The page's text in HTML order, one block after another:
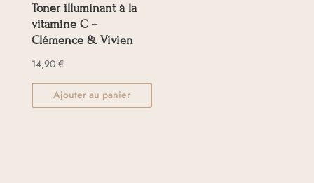
Toner illuminant à la
vitamine C –
Clémence & Vivien
14,90 €
Ajouter au panier